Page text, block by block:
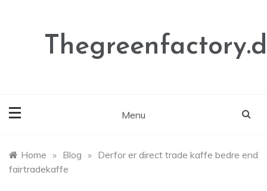
Menu
Home » Blog » Derfor er direct trade kaffe bedre end
fairtradekaffe